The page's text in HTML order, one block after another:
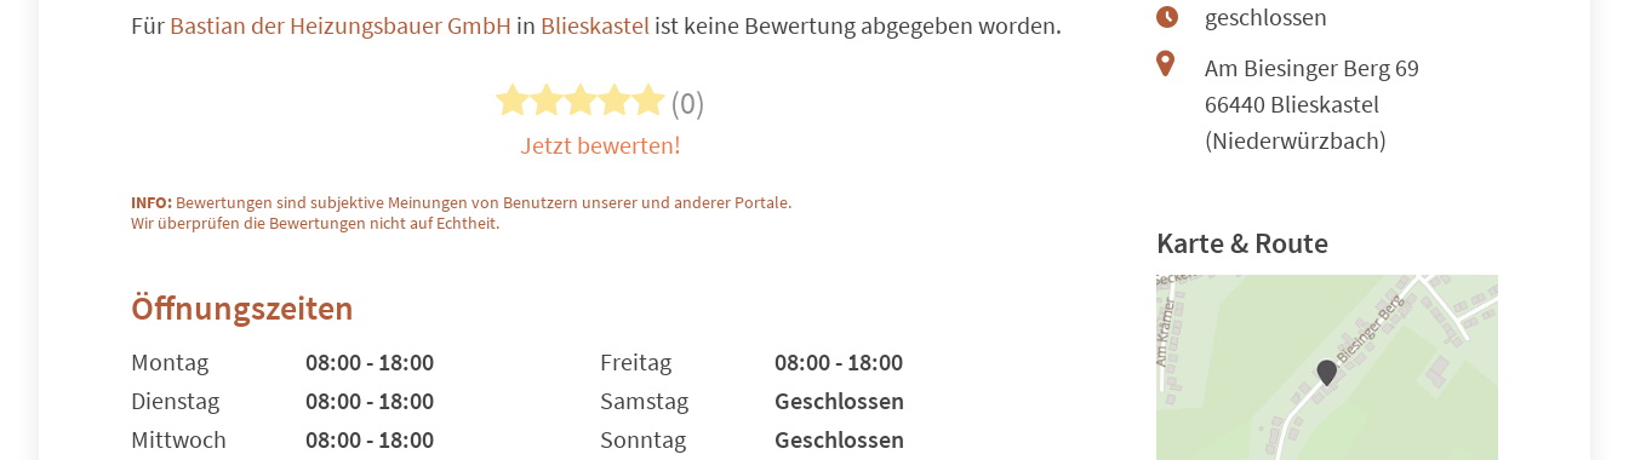
Für Bastian der Heizungsbauer GmbH in Blieskastel ist keine Bewertung abgegeben worden.
(0)
Jetzt bewerten!
INFO: Bewertungen sind subjektive Meinungen von Benutzern unserer und anderer Portale.
Wir überprüfen die Bewertungen nicht auf Echtheit.
Öffnungszeiten
Montag
08:00 - 18:00
Dienstag
08:00 - 18:00
Mittwoch
08:00 - 18:00
Freitag
08:00 - 18:00
Samstag
Geschlossen
Sonntag
Geschlossen
geschlossen
Am Biesinger Berg 69
66440 Blieskastel
(Niederwürzbach)
Karte & Route